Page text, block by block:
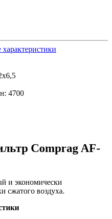
характеристики
4700
Comprag AF-
и экономически
сжатого воздуха.